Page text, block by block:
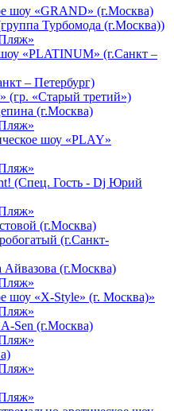
шоу «GRAND» (г.Москва)
Турбомода (г.Москва))
«PLATINUM» (г.Санкт –
– Петербург)
(гр. «Старый третий»)
(г.Москва)
шоу «PLAY»
(Спец. Гость - Dj Юрий
(г.Москва)
(г.Санкт-
(г.Москва)
шоу «X-Style» (г. Москва)»
Sen (г.Москва)